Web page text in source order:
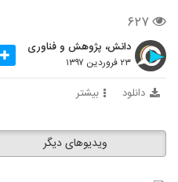
۶۲۷
دانش، پژوهش و فناوری
۲۳ فروردین ۱۳۹۷
دانلود بیشتر
ویدیوهای دیگر